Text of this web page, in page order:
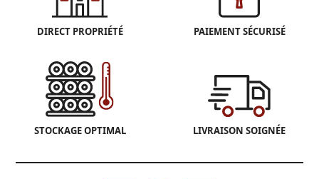
DIRECT PROPRIÉTÉ PAIEMENT SÉCURISÉ
STOCKAGE OPTIMAL LIVRAISON SOIGNÉE